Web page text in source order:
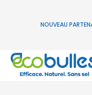
NOUVEAU